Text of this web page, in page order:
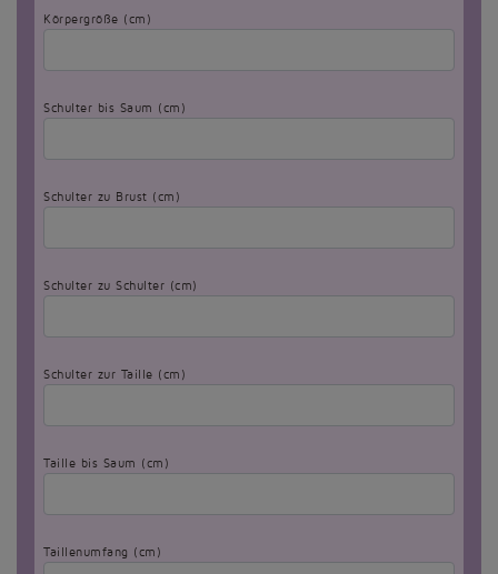
Körpergröße (cm)
Schulter bis Saum (cm)
Schulter zu Brust (cm)
Schulter zu Schulter (cm)
Schulter zur Taille (cm)
Taille bis Saum (cm)
Taillenumfang (cm)